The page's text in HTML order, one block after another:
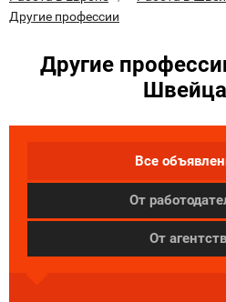
Другие профессии
Другие
Все
От
От агентств